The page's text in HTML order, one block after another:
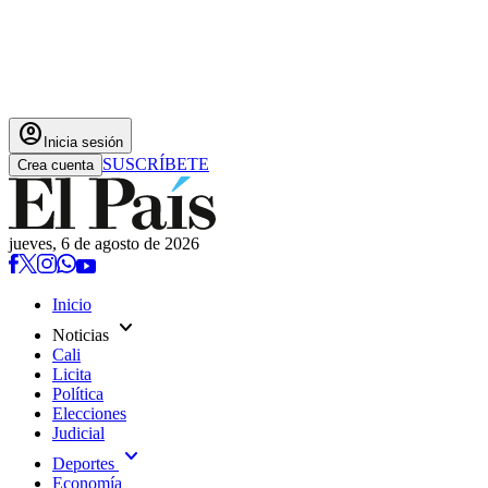
account_circle Inicia sesión
Crea cuenta SUSCRÍBETE
jueves, 6 de agosto de 2026
Inicio
Noticias expand_more
Cali
Licita
Política
Elecciones
Judicial
Deportes expand_more
Economía